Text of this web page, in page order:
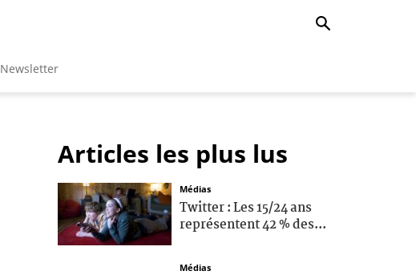
Newsletter
Articles les plus lus
Médias
Twitter : Les 15/24 ans
représentent 42 % des...
Médias